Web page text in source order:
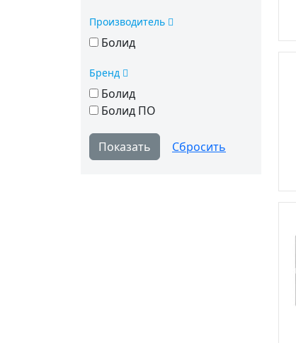
Производитель
Болид
Бренд
Болид
Болид ПО